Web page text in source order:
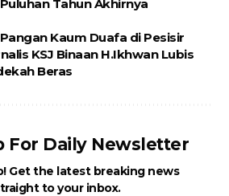
Tahun Akhirnya
Kaum Duafa di Pesisir
KSJ Binaan H.Ikhwan Lubis
Beras
For Daily Newsletter
Get the latest breaking news
to your inbox.